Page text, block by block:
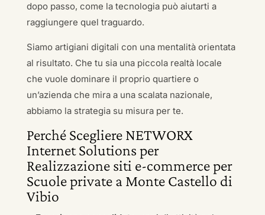
dopo passo, come la tecnologia può aiutarti a
raggiungere quel traguardo.
Siamo artigiani digitali con una mentalità orientata
al risultato. Che tu sia una piccola realtà locale
che vuole dominare il proprio quartiere o
un’azienda che mira a una scalata nazionale,
abbiamo la strategia su misura per te.
Perché Scegliere NETWORX
Internet Solutions per
Realizzazione siti e-commerce per
Scuole private a Monte Castello di
Vibio